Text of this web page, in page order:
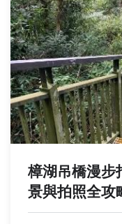
樟湖吊橋漫步
景與拍照全攻